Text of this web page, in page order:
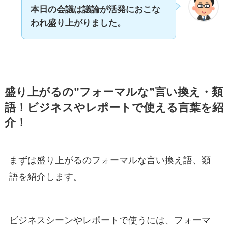
本日の会議は議論が活発におこな
われ盛り上がりました。
盛り上がるの”フォーマルな”言い換え・類
語！ビジネスやレポートで使える言葉を紹
介！
まずは盛り上がるのフォーマルな言い換え語、類
語を紹介します。
ビジネスシーンやレポートで使うには、フォーマ